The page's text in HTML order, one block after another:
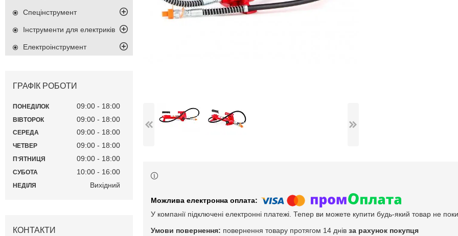
У компанії підключені електронні платежі. Тепер ви можете купити будь-який товар не
повернення товару протягом 14 днів за рахунок покупця
Спецінструмент
Інструменти для електриків
Електроінструмент
ГРАФІК РОБОТИ
ПОНЕДІЛОК 09:00 18:00
ВІВТОРОК 09:00 18:00
СЕРЕДА 09:00 18:00
ЧЕТВЕР 09:00 18:00
ПʼЯТНИЦЯ 09:00 18:00
СУБОТА 10:00 16:00
НЕДІЛЯ Вихідний
КОНТАКТИ